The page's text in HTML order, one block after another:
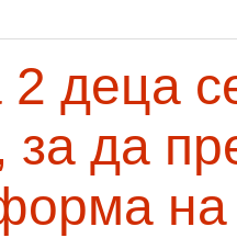
деца
за да
на